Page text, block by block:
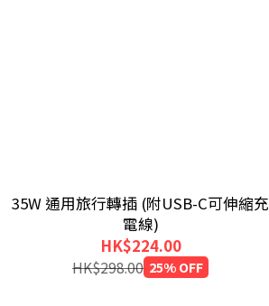
35W 通用旅行轉插 (附USB-C可伸縮充
電線)
HK$224.00
HK$298.00 25% OFF